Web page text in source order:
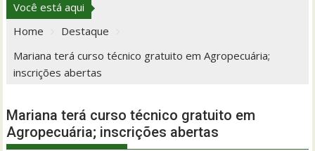
Você está aqui
Home
Destaque
Mariana terá curso técnico gratuito em Agropecuária;
inscrições abertas
Mariana terá curso técnico gratuito em
Agropecuária; inscrições abertas